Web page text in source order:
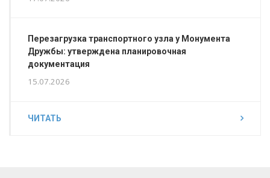
Перезагрузка транспортного узла у Монумента
Дружбы: утверждена планировочная
документация
15.07.2026
ЧИТАТЬ